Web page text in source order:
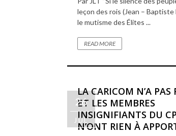
leçon des rois (Jean – Baptiste
le mutisme des Élites ...
READ MORE
26
JUL
LA CARICOM N’A PAS
ET LES MEMBRES
INSIGNIFIANTS DU
N’ONT RIEN À